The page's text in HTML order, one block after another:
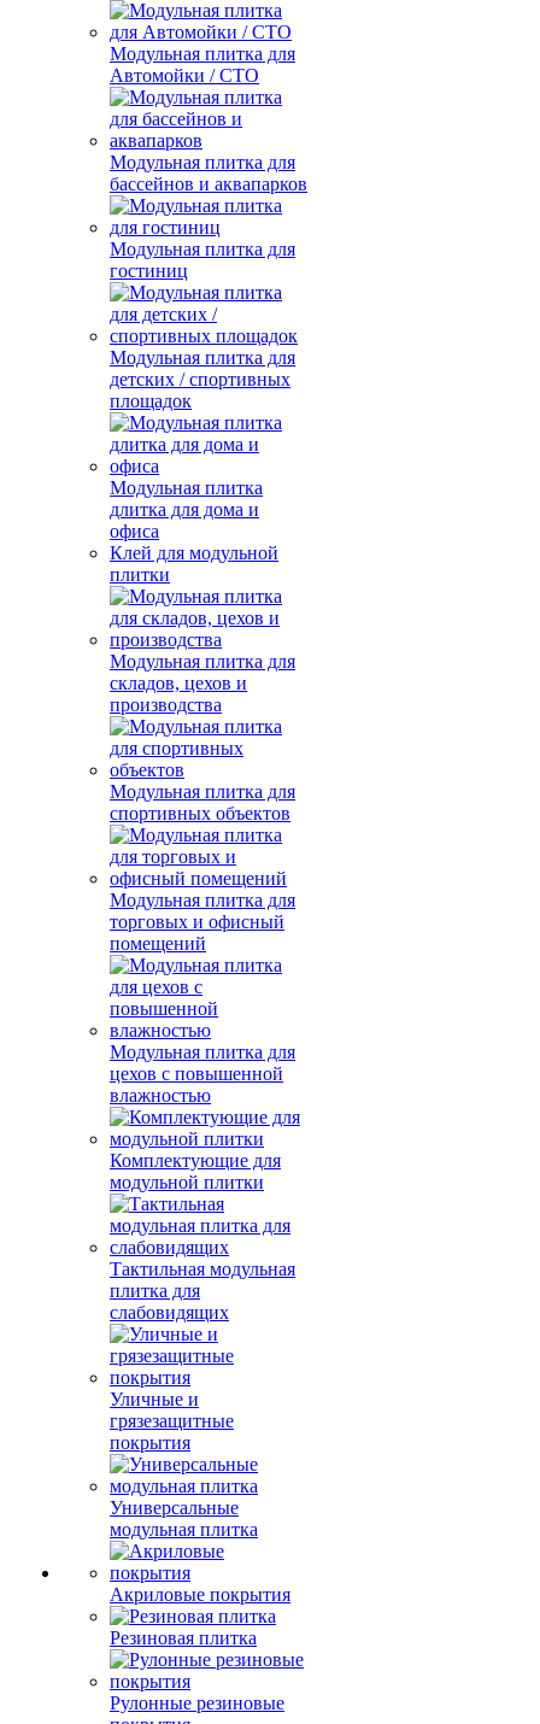
Модульная плитка для
Автомойки / СТО
Модульная плитка для
бассейнов и аквапарков
Модульная плитка для
гостиниц
Модульная плитка для
детских / спортивных
площадок
Модульная плитка
длитка для дома и
офиса
Клей для модульной
плитки
Модульная плитка для
складов, цехов и
производства
Модульная плитка для
спортивных объектов
Модульная плитка для
торговых и офисный
помещений
Модульная плитка для
цехов с повышенной
влажностью
Комплектующие для
модульной плитки
Тактильная модульная
плитка для
слабовидящих
Уличные и
грязезащитные
покрытия
Универсальные
модульная плитка
Акриловые покрытия
Резиновая плитка
Рулонные резиновые